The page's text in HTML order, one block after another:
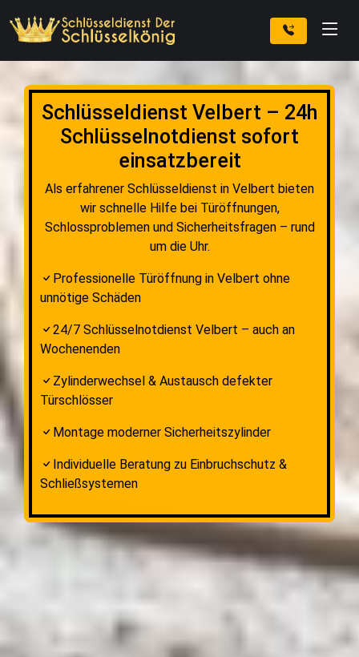
Schlüsseldienst Velbert – 24h
Schlüsselnotdienst sofort
einsatzbereit
Als erfahrener Schlüsseldienst in Velbert bieten
wir schnelle Hilfe bei Türöffnungen,
Schlossproblemen und Sicherheitsfragen – rund
um die Uhr.
Professionelle Türöffnung in Velbert ohne
unnötige Schäden
24/7 Schlüsselnotdienst Velbert – auch an
Wochenenden
Zylinderwechsel & Austausch defekter
Türschlösser
Montage moderner Sicherheitszylinder
Individuelle Beratung zu Einbruchschutz &
Schließsystemen